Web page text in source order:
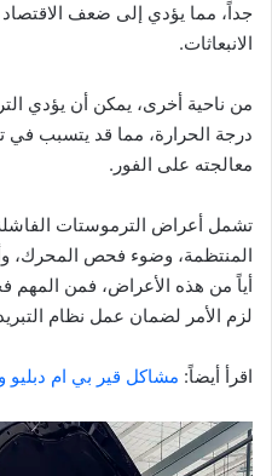
جداً، مما يؤدي إلى ضعف الاقتصاد
الانبعاثات.
من ناحية أخرى، يمكن أن يؤدي
درجة الحرارة، مما قد يتسبب في
معالجته على الفور.
تشمل أعراض الترموستات
المنتظمة، وضوء فحص المحرك،
أياً من هذه الأعراض، فمن المهم
لزم الأمر لضمان عمل نظام
اقرأ أيضاً: مشاكل قير بي ام دبليو